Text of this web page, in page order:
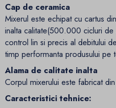
Cap de ceramica
Mixerul este echipat cu cartus
inalta calitate(500.000 cicluri de
control lin si precis al debitului
timp performanta produsului pe
Alama de calitate inalta
Corpul mixerului este fabricat
Caracteristici tehnice: